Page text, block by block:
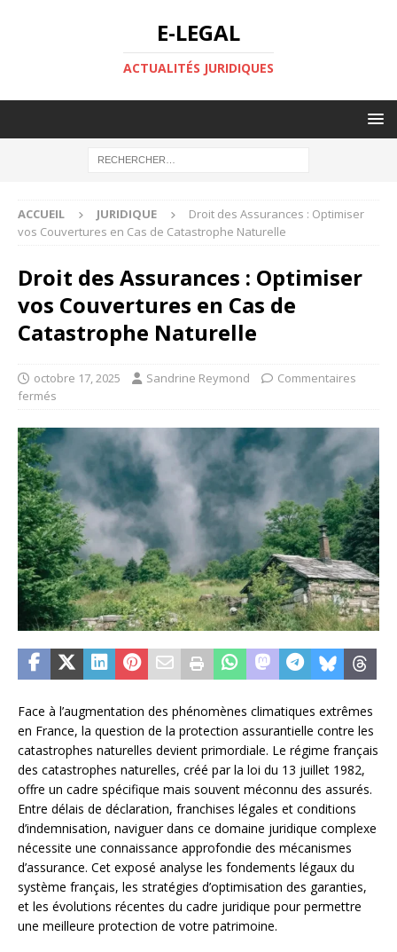
E-LEGAL
ACTUALITÉS JURIDIQUES
ACCUEIL JURIDIQUE
Droit des Assurances : Optimiser
vos Couvertures en Cas de Catastrophe Naturelle
Droit des Assurances : Optimiser
vos Couvertures en Cas de
Catastrophe Naturelle
octobre 17, 2025 Sandrine Reymond
Commentaires
fermés
Face à l’augmentation des phénomènes climatiques extrêmes
en France, la question de la protection assurantielle contre les
catastrophes naturelles devient primordiale. Le régime français
des catastrophes naturelles, créé par la loi du 13 juillet 1982,
offre un cadre spécifique mais souvent méconnu des assurés.
Entre délais de déclaration, franchises légales et conditions
d’indemnisation, naviguer dans ce domaine juridique complexe
nécessite une connaissance approfondie des mécanismes
d’assurance. Cet exposé analyse les fondements légaux du
système français, les stratégies d’optimisation des garanties,
et les évolutions récentes du cadre juridique pour permettre
une meilleure protection de votre patrimoine.